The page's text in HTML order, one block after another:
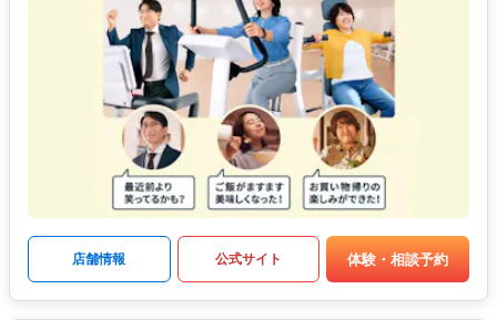
店舗情報 公式サイト 体験・相談予約